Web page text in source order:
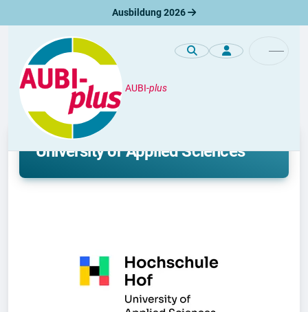
Ausbildung 2026
AUBI-plus
Studium an der Hochschule Hof,
University of Applied Sciences